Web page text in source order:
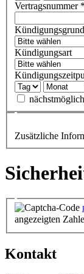
Vertragsnummer *
Kündigungsgrund
Kündigungsart
Zusätzliche
angezeigten
Kontakt